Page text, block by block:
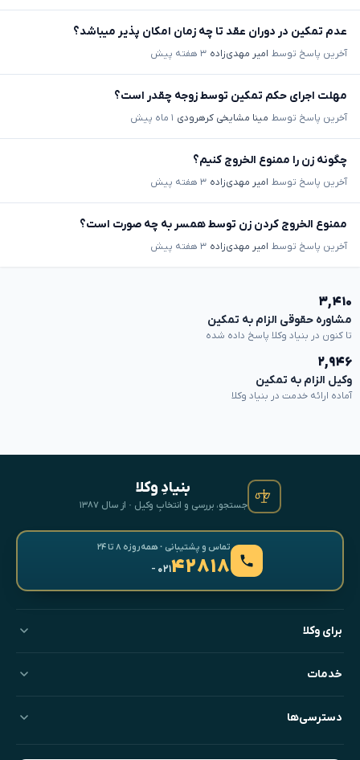
عدم تمکین در دوران عقد تا چه زمان امکان پذیر میباشد؟
آخرین پاسخ توسط امیر مهدی‌زاده ۳ هفته پیش
مهلت اجرای حکم تمکین توسط زوجه چقدر است؟
آخرین پاسخ توسط مینا مشایخی کرهرودی ۱ ماه پیش
چگونه زن را ممنوع الخروج کنیم؟
آخرین پاسخ توسط امیر مهدی‌زاده ۳ هفته پیش
ممنوع الخروج کردن زن توسط همسر به چه صورت است؟
آخرین پاسخ توسط امیر مهدی‌زاده ۳ هفته پیش
۳,۴۱۰
مشاوره حقوقی الزام به تمکین
تا کنون در بنیاد وکلا پاسخ داده شده
۲,۹۴۶
وکیل الزام به تمکین
آماده ارائه خدمت در بنیاد وکلا
بنیادِ وکلا
جستجو، بررسی و انتخابِ وکیل · از سال ۱۳۸۷
تماس و پشتیبانی · همه‌روزه ۸ تا ۲۴
۴۲۸۱۸- ۰۲۱
برای وکلا
خدمات
دسترسی‌ها